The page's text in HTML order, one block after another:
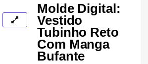
Molde Digital:
Vestido
Tubinho Reto
Com Manga
Bufante